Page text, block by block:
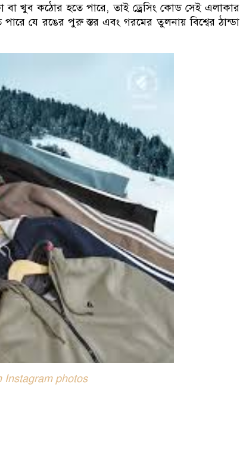
খুব কঠোর হতে পারে, তাই ড্রেসিং কোড সেই এলাকার
যে রঙের পুরু স্তর এবং গরমের তুলনায় বিশ্বের ঠান্ডা
Instagram photos